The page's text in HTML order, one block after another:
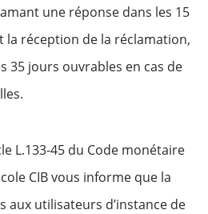
une réponse dans les 15
la réception de la réclamation,
35 jours ouvrables en cas de
L.133-45 du Code monétaire
CIB vous informe que la
aux utilisateurs d’instance de